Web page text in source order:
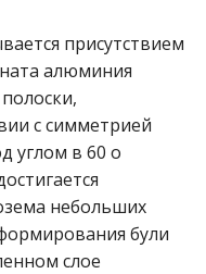
присутствием
алюминия
с симметрией
углом в 60 o
небольших
були
слое